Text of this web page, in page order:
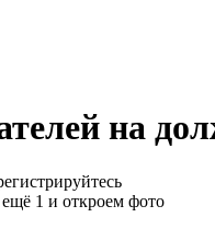
на
1 и откроем фото